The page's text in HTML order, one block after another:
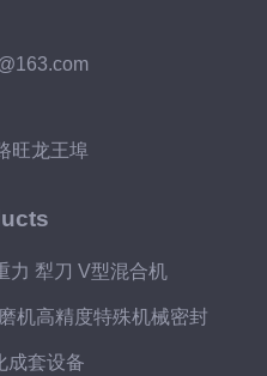
旺龙王埠
力 犁刀 V型混合机
机高精度特殊机械密封
成套设备